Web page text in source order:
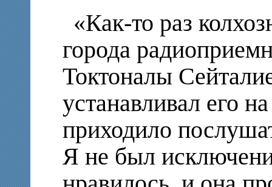
«Как-то раз
города
Токтоналы
устанавливал его
приходило
Я не был